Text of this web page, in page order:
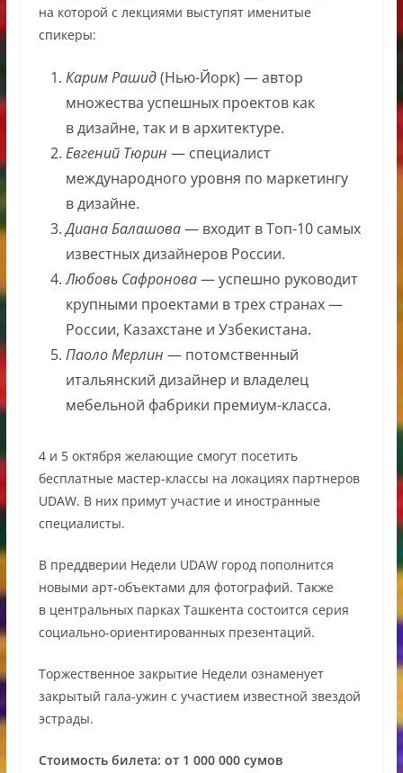
на которой с лекциями выступят именитые
спикеры:
Карим Рашид(Нью-Йорк) — автор
множества успешных проектов как
в дизайне, так и в архитектуре.
Евгений Тюрин — специалист
международного уровня по маркетингу
в дизайне.
Диана Балашова— входит в Топ-10 самых
известных дизайнеров России.
Любовь Сафронова— успешно руководит
крупными проектами в трех странах —
России, Казахстане и Узбекистана.
Паоло Мерлин — потомственный
итальянский дизайнер и владелец
мебельной фабрики премиум-класса.
4 и 5 октября желающие смогут посетить
бесплатные мастер-классы на локациях партнеров
UDAW. В них примут участие и иностранные
специалисты.
В преддверии Недели UDAW город пополнится
новыми арт-объектами для фотографий. Также
в центральных парках Ташкента состоится серия
социально-ориентированных презентаций.
Торжественное закрытие Недели ознаменует
закрытый гала-ужин с участием известной звездой
эстрады.
Стоимость билета: от 1 000 000 сумов